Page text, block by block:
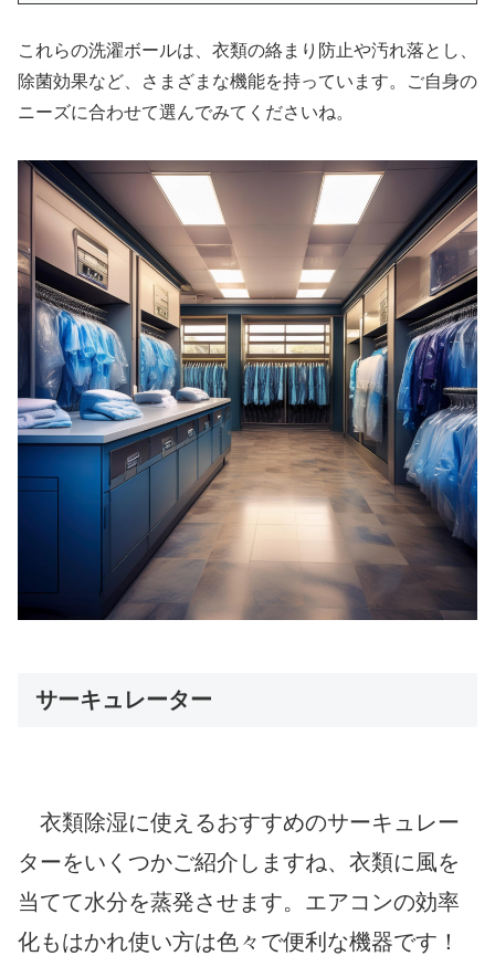
これらの洗濯ボールは、衣類の絡まり防止や汚れ落とし、
除菌効果など、さまざまな機能を持っています。ご自身の
ニーズに合わせて選んでみてくださいね。
サーキュレーター
衣類除湿に使えるおすすめのサーキュレー
ターをいくつかご紹介しますね、衣類に風を
当てて水分を蒸発させます。エアコンの効率
化もはかれ使い方は色々で便利な機器です！